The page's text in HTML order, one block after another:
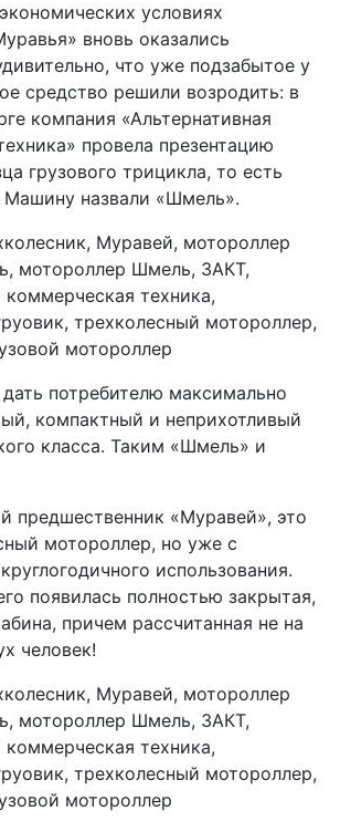
условиях
вновь оказались
что уже подзабытое у
средство решили возродить: в
компания «Альтернативная
провела презентацию
грузового трицикла, то есть
Машину назвали «Шмель».
потребителю максимально
компактный и неприхотливый
класса. Таким «Шмель» и
предшественник «Муравей», это
мотороллер, но уже с
использования.
появилась полностью закрытая,
причем рассчитанная не на
человек!